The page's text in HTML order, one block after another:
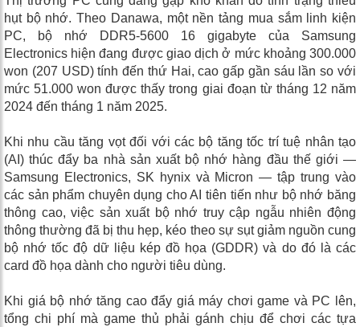
hụt bộ nhớ. Theo Danawa, một nền tảng mua sắm linh kiện
PC, bộ nhớ DDR5-5600 16 gigabyte của Samsung
Electronics hiện đang được giao dịch ở mức khoảng 300.000
won (207 USD) tính đến thứ Hai, cao gấp gần sáu lần so với
mức 51.000 won được thấy trong giai đoạn từ tháng 12 năm
2024 đến tháng 1 năm 2025.
Khi nhu cầu tăng vọt đối với các bộ tăng tốc trí tuệ nhân tạo
(AI) thúc đẩy ba nhà sản xuất bộ nhớ hàng đầu thế giới —
Samsung Electronics, SK hynix và Micron — tập trung vào
các sản phẩm chuyên dụng cho AI tiên tiến như bộ nhớ băng
thông cao, việc sản xuất bộ nhớ truy cập ngẫu nhiên động
thông thường đã bị thu hẹp, kéo theo sự sụt giảm nguồn cung
bộ nhớ tốc độ dữ liệu kép đồ họa (GDDR) và do đó là các
card đồ họa dành cho người tiêu dùng.
Khi giá bộ nhớ tăng cao đẩy giá máy chơi game và PC lên,
tổng chi phí mà game thủ phải gánh chịu để chơi các tựa